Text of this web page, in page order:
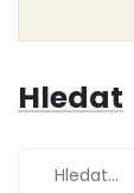
Hledat